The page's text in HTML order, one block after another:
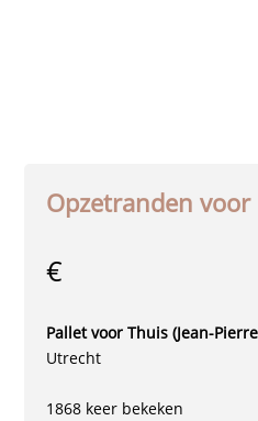
Opzetranden
€
Pallet voor Thuis (Jean-
Utrecht
1868 keer bekeken